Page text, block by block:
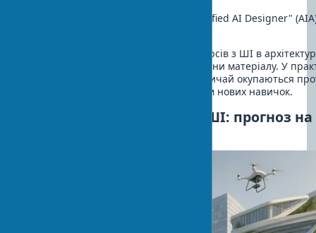
"Certified AI Designer"
Середня вартість спеціалізованих курсів з ШІ в
1500 залежно від тривалості та глибини матеріалу. У
замовниками інвестиції в освіту зазвичай окупаються
проекту, виконаного із застосуванням нових навичок.
Майбутнє архітектури з ШІ: прогноз на